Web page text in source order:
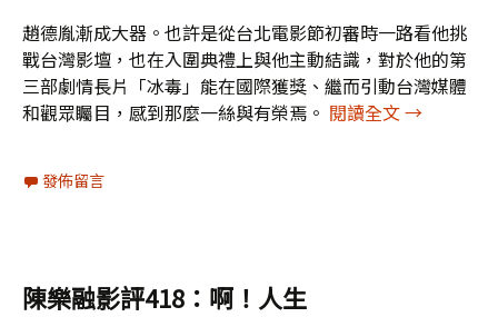
趙德胤漸成大器。也許是從台北電影節初審時一路看他挑
戰台灣影壇，也在入圍典禮上與他主動結識，對於他的第
三部劇情長片「冰毒」能在國際獲獎、繼而引動台灣媒體
和觀眾矚目，感到那麼一絲與有榮焉。 閱讀全文「冰毒」
→
發佈留言
陳樂融影評418：啊！人生